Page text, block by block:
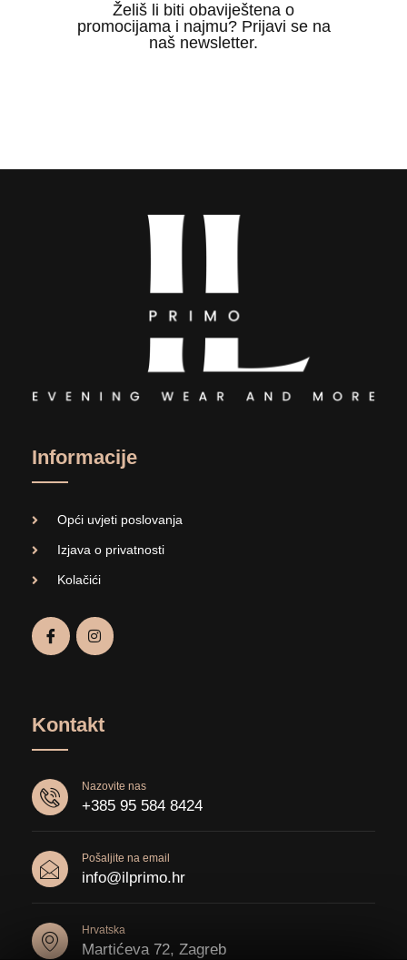
Želiš li biti obaviještena o
promocijama i najmu? Prijavi se na
naš newsletter.
Informacije
Opći uvjeti poslovanja
Izjava o privatnosti
Kolačići
Kontakt
Nazovite nas
+385 95 584 8424
Pošaljite na email
info@ilprimo.hr
Hrvatska
Martićeva 72, Zagreb